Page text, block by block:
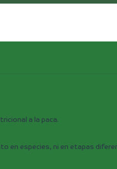
a la paca.
en especies, ni en etapas